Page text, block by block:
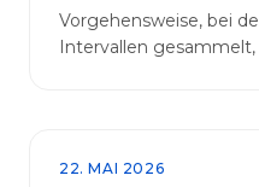
Vorgehensweise, bei
Intervallen
22. MAI 2026